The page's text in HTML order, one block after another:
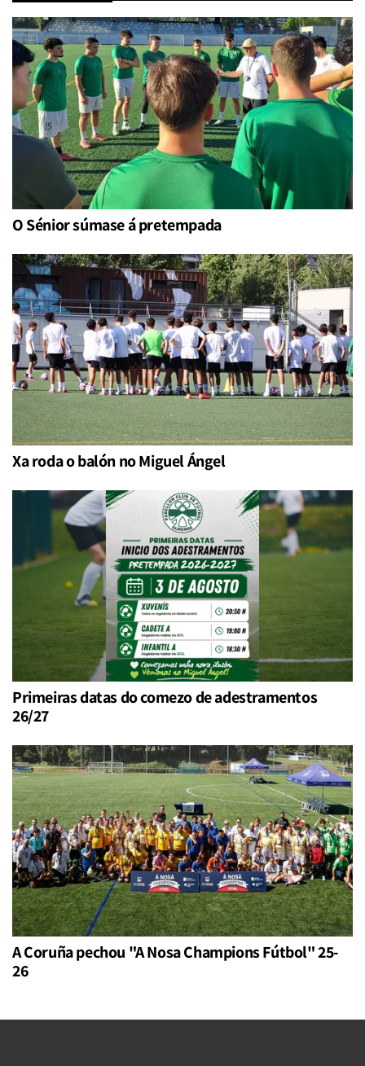
O Sénior súmase á pretempada
Xa roda o balón no Miguel Ángel
Primeiras datas do comezo de adestramentos
26/27
A Coruña pechou "A Nosa Champions Fútbol" 25-
26